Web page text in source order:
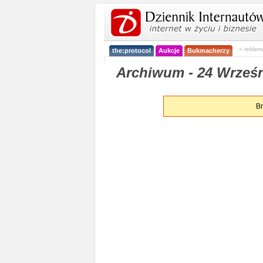
the:protocol Aukcje Bukmacherzy <
Archiwum - 24